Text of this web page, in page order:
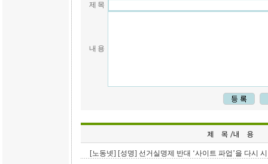
제 목
내 용
[노동넷] [성명] 선거실명제 반대 ‘사이트 파업’을 다시